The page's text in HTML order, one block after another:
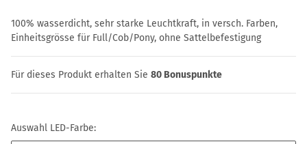
100% wasserdicht, sehr starke Leuchtkraft, in versch. Farben,
Einheitsgrösse für Full/Cob/Pony, ohne Sattelbefestigung
Für dieses Produkt erhalten Sie 80 Bonuspunkte
Auswahl LED-Farbe: